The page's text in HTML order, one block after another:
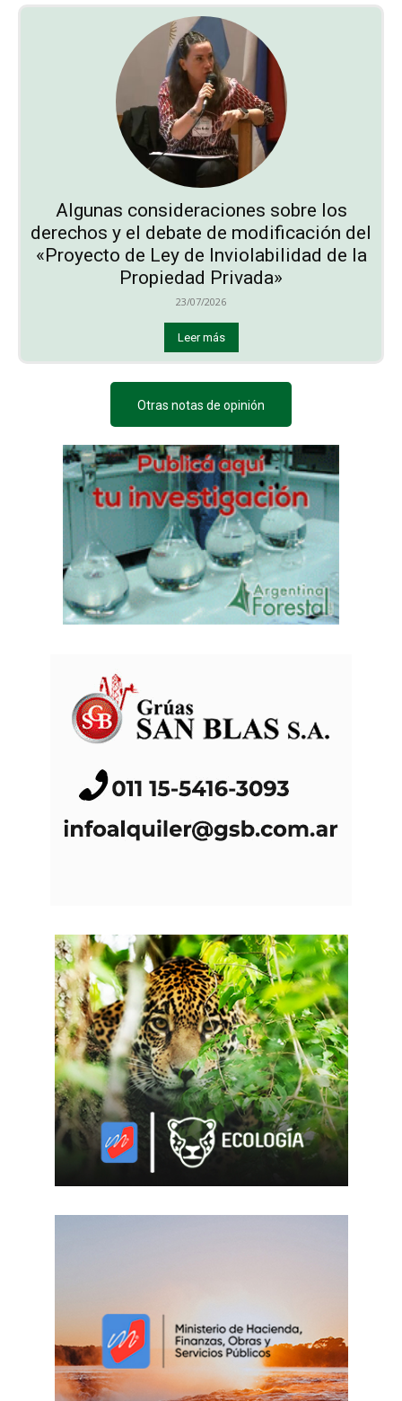
Algunas consideraciones sobre los
derechos y el debate de modificación del
«Proyecto de Ley de Inviolabilidad de la
Propiedad Privada»
23/07/2026
Leer más
Otras notas de opinión